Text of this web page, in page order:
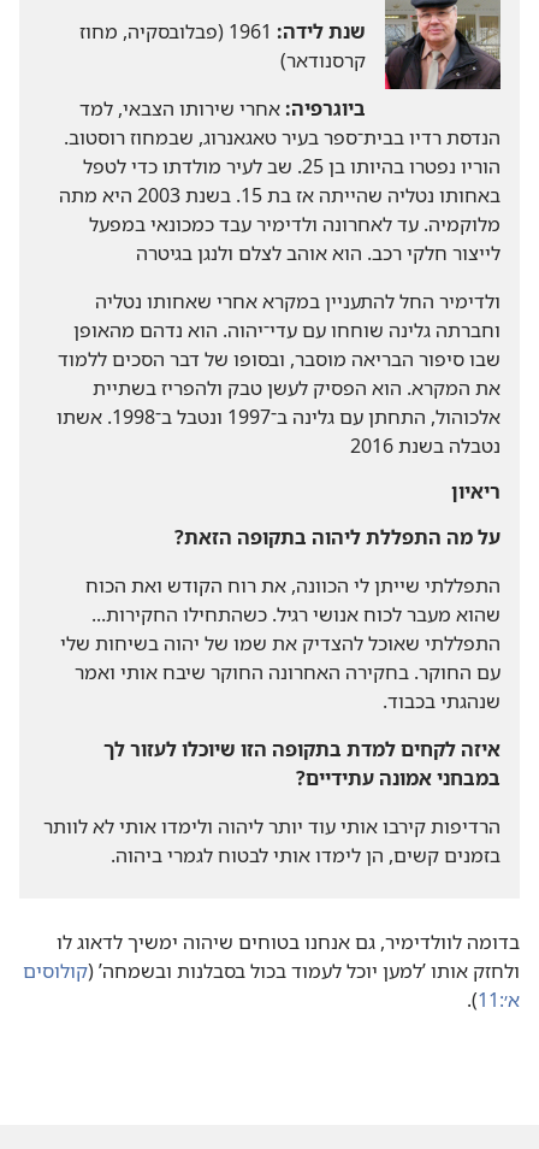
שנת לידה:‏
1961 (‏פבלובסקיה,‏ מחוז
קרסנודאר)‏
ביוגרפיה:‏ אחרי שירותו הצבאי,‏ למד
הנדסת רדיו בבית־ספר בעיר טאגאנרוג,‏ שבמחוז רוסטוב.‏
הוריו נפטרו בהיותו בן 25.‏ שב לעיר מולדתו כדי לטפל
באחותו נטליה שהייתה אז בת 15.‏ בשנת 2003 היא מתה
מלוקמיה.‏ עד לאחרונה ולדימיר עבד כמכונאי במפעל
לייצור חלקי רכב.‏ הוא אוהב לצלם ולנגן בגיטרה
ולדימיר החל להתעניין במקרא אחרי שאחותו נטליה
וחברתה גלינה שוחחו עם עדי־יהוה.‏ הוא נדהם מהאופן
שבו סיפור הבריאה מוסבר,‏ ובסופו של דבר הסכים ללמוד
את המקרא.‏ הוא הפסיק לעשן טבק ולהפריז בשתיית
אלכוהול,‏ התחתן עם גלינה ב־1997 ונטבל ב־1998.‏ אשתו
נטבלה בשנת 2016
ריאיון
על מה התפללת ליהוה בתקופה הזאת?‏
התפללתי שייתן לי הכוונה,‏ את רוח הקודש ואת הכוח
שהוא מעבר לכוח אנושי רגיל.‏ כשהתחילו החקירות.‏.‏.‏
התפללתי שאוכל להצדיק את שמו של יהוה בשיחות שלי
עם החוקר.‏ בחקירה האחרונה החוקר שיבח אותי ואמר
שנהגתי בכבוד.‏
איזה לקחים למדת בתקופה הזו שיוכלו לעזור לך
במבחני אמונה עתידיים?‏
הרדיפות קירבו אותי עוד יותר ליהוה ולימדו אותי לא לוותר
בזמנים קשים,‏ הן לימדו אותי לבטוח לגמרי ביהוה.‏
בדומה לוולדימיר,‏ גם אנחנו בטוחים שיהוה ימשיך לדאוג לו
ולחזק אותו ’‏למען יוכל לעמוד בכול בסבלנות ובשמחה’‏ (‏קולוסים
א׳:‏11
‏)‏.‏